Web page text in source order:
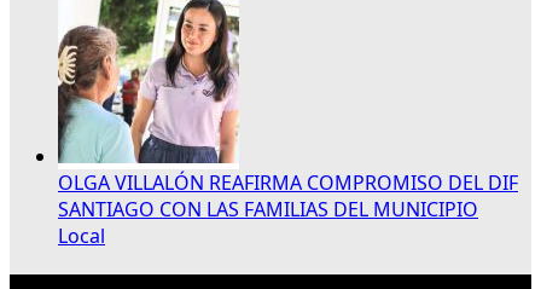
OLGA VILLALÓN REAFIRMA COMPROMISO DEL DIF
SANTIAGO CON LAS FAMILIAS DEL MUNICIPIO
Local